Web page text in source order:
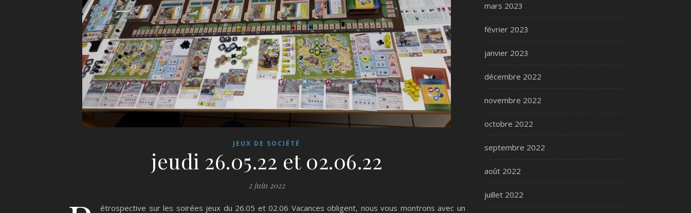
JEUX DE SOCIÉTÉ
jeudi 26.05.22 et 02.06.22
2 juin 2022
étrospective sur les soirées jeux du 26.05 et 02.06 Vacances obligent, nous vous montrons avec un
mars 2023
février 2023
janvier 2023
décembre 2022
novembre 2022
octobre 2022
septembre 2022
août 2022
juillet 2022